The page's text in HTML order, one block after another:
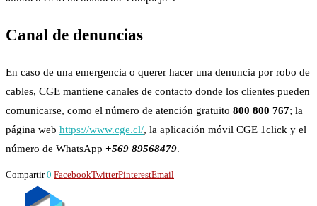
Canal de denuncias
En caso de una emergencia o querer hacer una denuncia por robo de
cables, CGE mantiene canales de contacto donde los clientes pueden
comunicarse, como el número de atención gratuito 800 800 767; la
página web https://www.cge.cl/, la aplicación móvil CGE 1click y el
número de WhatsApp +569 89568479.
Compartir 0 FacebookTwitterPinterestEmail